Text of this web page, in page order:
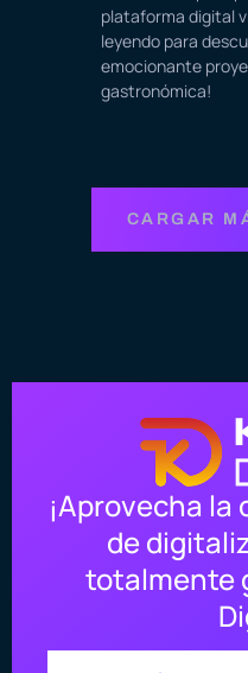
plataforma digital
leyendo para
emocionante
gastronómica!
CARGAR
¡Aprovecha
de
totalmente